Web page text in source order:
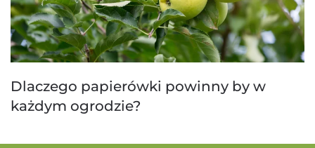
Dlaczego papierówki powinny by w
każdym ogrodzie?